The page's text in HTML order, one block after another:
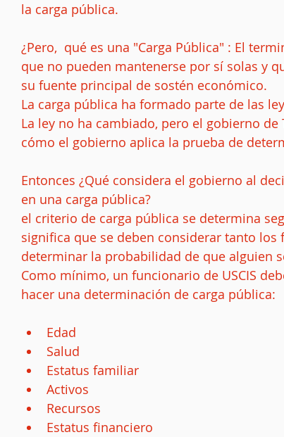
la carga pública.
¿Pero,  qué es una "Carga Pública" : El
que no pueden mantenerse por sí solas y
su fuente principal de sostén económico.
La carga pública ha formado parte de las
La ley no ha cambiado, pero el gobierno
cómo el gobierno aplica la prueba de
Entonces ¿Qué considera el gobierno al
en una carga pública?
el criterio de carga pública se determina
significa que se deben considerar tanto
determinar la probabilidad de que alguien
Como mínimo, un funcionario de USCIS
hacer una determinación de carga pública:
Edad
Salud
Estatus familiar
Activos
Recursos
Estatus financiero